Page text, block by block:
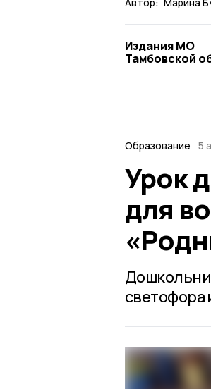
Издания МО
Тамбовской
Образование 5
Урок
для
светофора